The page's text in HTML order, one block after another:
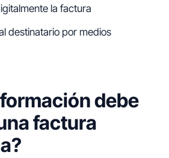
la factura
destinatario por medios
debe
factura